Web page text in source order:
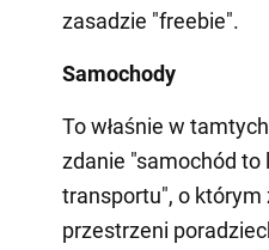
zasadzie "freebie".
Samochody
To właśnie w
zdanie "samochód to
transportu", o którym
przestrzeni